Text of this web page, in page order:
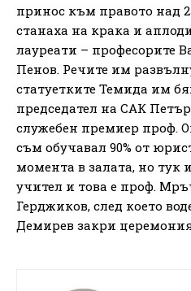
принос към правото над
станаха на крака и
лауреати – професорите
Пенов. Речите им
статуетките Темида им
председател на САК
служебен премиер проф.
съм обучавал 90% от
момента в залата, но тук
учител и това е проф.
Герджиков, след което
Демирев закри